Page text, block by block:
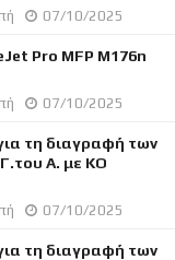
07/10/2025
Pro MFP M176n
07/10/2025
τη διαγραφή των
Α. με ΚΟ
07/10/2025
τη διαγραφή των